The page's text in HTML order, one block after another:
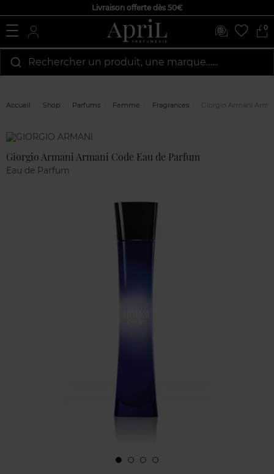
Livraison offerte dès 50€
0
Rechercher un produit, une marque…...
Accueil Shop Parfums Femme Fragrances Giorgio Armani
Marque
clients
Giorgio Armani Armani Code Eau de Parfum
Eau de Parfum